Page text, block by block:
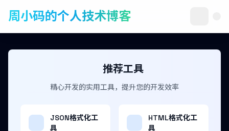
周小码的个人技术博客
推荐工具
精心开发的实用工具，提升您的开发效率
JSON格式化工
具
HTML格式化工
具